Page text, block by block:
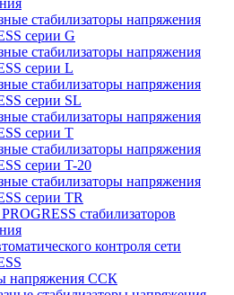
стабилизаторы напряжения
серии G
стабилизаторы напряжения
серии L
стабилизаторы напряжения
серии SL
стабилизаторы напряжения
серии T
стабилизаторы напряжения
серии T-20
стабилизаторы напряжения
серии TR
стабилизаторов
контроля сети
напряжения ССК